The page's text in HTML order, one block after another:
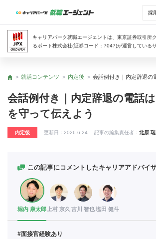
採
キャリアパーク就職エージェントは、東京証券取引所
るポート株式会社(証券コード：7047)が運営している
トップ
就活コンテンツ 内定後
会話例付き｜内定辞退の電話
を守って伝えよう
内定後 更新日： 2026.6.24 記事の編集責任者： 北原
この記事にコメントしたキャリアアドバイ
堀内 康太郎 上村 京久 吉川 智也塩田 健斗
#面接官経験あり